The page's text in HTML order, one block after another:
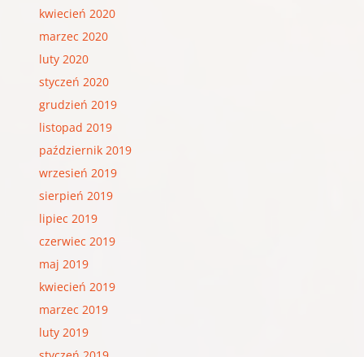
kwiecień 2020
marzec 2020
luty 2020
styczeń 2020
grudzień 2019
listopad 2019
październik 2019
wrzesień 2019
sierpień 2019
lipiec 2019
czerwiec 2019
maj 2019
kwiecień 2019
marzec 2019
luty 2019